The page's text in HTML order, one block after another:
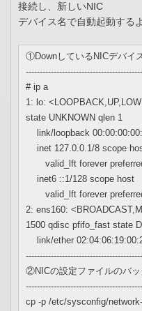
接続し、新しいNIC
デバイス名で自動起動する
①DownしているNICデバイ
# ip a
1: lo:
state UNKNOWN qlen 1
link/loopback
inet 127.0.0.1/8 scope
valid_lft forever
inet6 ::1/128 scope host
valid_lft forever
2: ens160:
1500 qdisc pfifo_fast state
link/ether
②NICの設定ファイルのバ
cp -p /etc/sysconfig/